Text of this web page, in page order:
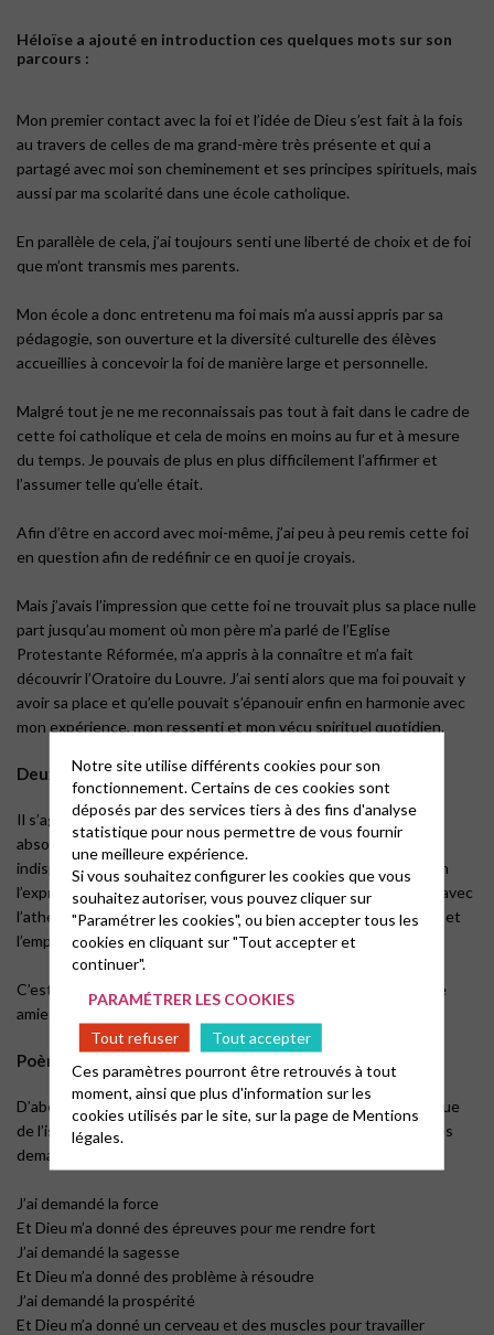
Héloïse a ajouté en introduction ces quelques mots sur son
parcours :
Mon premier contact avec la foi et l’idée de Dieu s’est fait à la fois
au travers de celles de ma grand-mère très présente et qui a
partagé avec moi son cheminement et ses principes spirituels, mais
aussi par ma scolarité dans une école catholique.
En parallèle de cela, j’ai toujours senti une liberté de choix et de foi
que m’ont transmis mes parents.
Mon école a donc entretenu ma foi mais m’a aussi appris par sa
pédagogie, son ouverture et la diversité culturelle des élèves
accueillies à concevoir la foi de manière large et personnelle.
Malgré tout je ne me reconnaissais pas tout à fait dans le cadre de
cette foi catholique et cela de moins en moins au fur et à mesure
du temps. Je pouvais de plus en plus difficilement l’affirmer et
l’assumer telle qu’elle était.
Afin d’être en accord avec moi-même, j’ai peu à peu remis cette foi
en question afin de redéfinir ce en quoi je croyais.
Mais j’avais l’impression que cette foi ne trouvait plus sa place nulle
part jusqu’au moment où mon père m’a parlé de l’Eglise
Protestante Réformée, m’a appris à la connaître et m’a fait
découvrir l’Oratoire du Louvre. J’ai senti alors que ma foi pouvait y
avoir sa place et qu’elle pouvait s’épanouir enfin en harmonie avec
mon expérience, mon ressenti et mon vécu spirituel quotidien.
Deux textes de conclusion :
Il s’agit de textes qui expriment une conviction : la nécessité
absolue, de l’ouverture à ce qui est extérieur mais pourtant
indispensable à notre foi, le « compagnonnage exigeant », selon
l’expression de Laurent Gagnebin, avec les autres religions et avec
l’athéisme. Ouvrir grand les fenêtres de notre foi la renouvelle et
l’empêche de tourner en rond.
C’est aussi une manière de rappeler l’influence de ma meilleure
amie musulmane et de mon mari athée.
Poème Soufi (d’un auteur inconnu)
D’abord un poème issu du soufisme, forme poétique et mystique
de l’islam, sur les réponses toujours surprenantes de Dieu à nos
demandes.
J’ai demandé la force
Et Dieu m’a donné des épreuves pour me rendre fort
J’ai demandé la sagesse
Et Dieu m’a donné des problème à résoudre
J’ai demandé la prospérité
Et Dieu m’a donné un cerveau et des muscles pour travailler
Notre site utilise différents cookies pour son
fonctionnement. Certains de ces cookies sont
déposés par des services tiers à des fins d'analyse
statistique pour nous permettre de vous fournir
une meilleure expérience.
Si vous souhaitez configurer les cookies que vous
souhaitez autoriser, vous pouvez cliquer sur
"Paramétrer les cookies", ou bien accepter tous les
cookies en cliquant sur "Tout accepter et
continuer".
PARAMÉTRER LES COOKIES
Tout refuser
Tout accepter
Ces paramètres pourront être retrouvés à tout
moment, ainsi que plus d'information sur les
cookies utilisés par le site, sur la page deMentions
légales.